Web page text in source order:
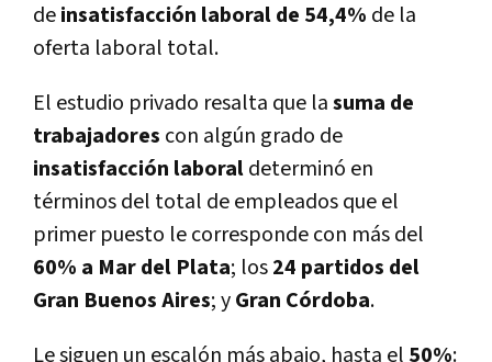
deinsatisfacción laboral de 54,4% de la
oferta laboral total.
El estudio privado resalta que lasuma de
trabajadores con algún grado de
insatisfacción laboraldeterminó en
términos del total de empleados que el
primer puesto le corresponde con más del
60% a Mar del Plata; los24 partidos del
Gran Buenos Aires; yGran Córdoba.
Le siguen un escalón más abajo, hasta el 50%: